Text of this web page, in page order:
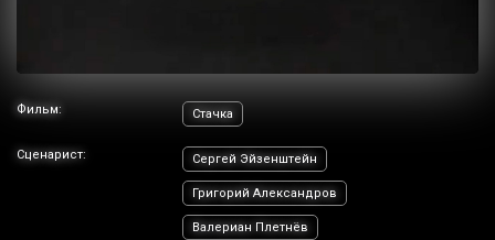
Фильм: Стачка
Сценарист: Сергей Эйзенштейн
Григорий Александров
Валериан Плетнёв